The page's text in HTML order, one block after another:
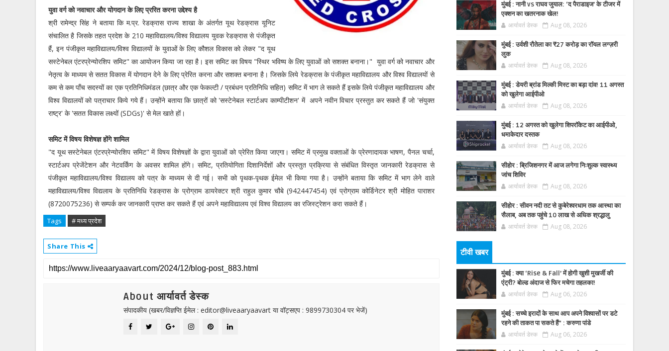
युवा वर्ग को नवाचार और योगदान के लिए प्ररित करना उद्देश्य है
श्री रामेन्द्र सिंह ने बताया कि म.प्र. रेडक्रास राज्य शाखा के अंतर्गत यूथ रेडक्रास यूनिट
संचालित है जिसके तहत प्रदेश के 210 महाविद्यालय/विश्व विद्यालय युवक रेडक्रास से पंजीकृत
हैं, इन पंजीकृत महाविद्यालय/विश्व विद्यालयों के युवाओं के लिए कौशल विकास को लेकर "द यूथ
सस्टेनेबल एंटरप्रेन्योरशिप समिट" का आयोजन किया जा रहा है। इस समिट का विषय "स्थिर भविष्य के लिए युवाओं को सशक्त बनाना।" युवा वर्ग को नवाचार और
नेतृत्व के माध्यम से सतत विकास में योगदान देने के लिए प्रेरित करना और सशक्त बनाना है। जिसके लिये रेडक्रास के पंजीकृत महाविद्यालय और विश्व विद्यालयों से
कम से कम पाँच सदस्यों का एक प्रतिनिधिमंडल (छात्र और एक फेकल्टी / प्रबंधन प्रतिनिधि सहित) समिट में भाग ले सकते हैं इसके लिये पंजीकृत महाविद्यालय और
विश्व विद्यालयों को पत्राचार किये गये हैं। उन्होंने बताया कि छात्रों को 'सस्टेनेबल स्टार्टअप काम्पीटीशन' में अपने नवीन विचार प्रस्तुत कर सकते हैं जो 'संयुक्त
राष्ट्र' के 'सतत विकास लक्ष्यों (SDGs)' से मेल खाते हों।
समिट में विषय विशेषज्ञ होंगे शामिल
"द यूथ सस्टेनेबल एंटरप्रेन्योरशिप समिट" में विषय विशेषज्ञों के द्वारा युवाओं को प्रेरित किया जाएगा। समिट में प्रमुख वक्ताओं के प्रेरणादायक भाषण, पैनल चर्चा,
स्टार्टअप प्रेजेंटेशन और नेटवर्किंग के अवसर शामिल होंगे। समिट, प्रतियोगिता दिशानिर्देशों और प्रस्तुत प्रक्रिया से संबंधित विस्तृत जानकारी रेडक्रास से
पंजीकृत महाविद्यालय/विश्व विद्यालय को पत्र के माध्यम से दी गई। सभी को पृथक-पृथक ईमेल भी किया गया है। उन्होंने बताया कि समिट में भाग लेने वाले
महाविद्यालय/विश्व विद्यलाय के प्रतिनिधि रेडक्रास के प्रोग्राम डायरेक्टर श्री राहुल कुमार चौबे (942447454) एवं प्रोग्राम कोर्डिनेटर श्री मोहित पाराशर
(8720075236) से सम्पर्क कर जानकारी प्राप्त कर सकते हैं एवं अपने महाविद्यालय एवं विश्व विद्यालय का रजिस्ट्रेशन करा सकते हैं।
Tags # मध्य प्रदेश
Share This
About आर्यावर्त डेस्क
संपादकीय (खबर/विज्ञप्ति ईमेल : editor@liveaaryaavart या वॉट्सएप : 9899730304 पर भेजें)
मुंबई : नानी vs राघव जुयाल: ‘द पैराडाइज’ के टीजर में
एक्शन का खतरनाक खेल!
आर्यावर्त डेस्क Aug 08, 2026
मुंबई : उर्वशी रौतेला का ₹27 करोड़ का रॉयल लग्ज़री
लुक
आर्यावर्त डेस्क Aug 08, 2026
मुंबई : डेयरी ब्रांड मिल्की मिस्ट का बड़ा दांव! 11 अगस्त
को खुलेगा आईपीओ
आर्यावर्त डेस्क Aug 08, 2026
मुंबई : 12 अगस्त को खुलेगा शिपरॉकेट का आईपीओ,
धमाकेदार दस्तक
आर्यावर्त डेस्क Aug 08, 2026
सीहोर : ब्रिजिशनगर में आज लगेगा निःशुल्क स्वास्थ्य
जांच शिविर
आर्यावर्त डेस्क Aug 08, 2026
सीहोर : सीवन नदी तट से कुबेरेश्वरधाम तक आस्था का
सैलाब, अब तक पहुंचे 10 लाख से अधिक श्रद्धालु
आर्यावर्त डेस्क Aug 08, 2026
टीवी खबर
मुंबई : क्या ‘Rise & Fall’ में होगी खुशी मुखर्जी की
एंट्री? बोल्ड अंदाज से फिर मचेगा तहलका!
आर्यावर्त डेस्क Aug 06, 2026
मुंबई : सच्चे इरादों के साथ आप अपने विश्वासों पर डटे
रहने की ताकत पा सकते हैं” : करुणा पांडे
आर्यावर्त डेस्क Aug 06, 2026